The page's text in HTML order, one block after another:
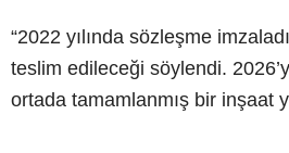
“2022 yılında sözleşme
teslim edileceği söylendi.
ortada tamamlanmış bir inşaat